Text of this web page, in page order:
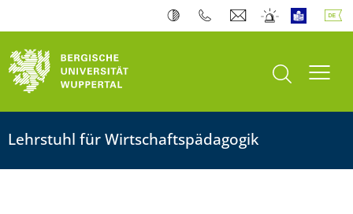
Suche öffnen
Lehrstuhl für Wirtschaftspädagogik